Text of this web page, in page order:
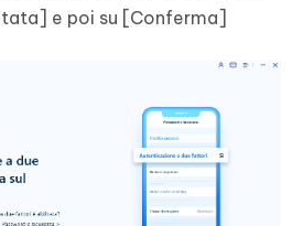
e poi su [Conferma]